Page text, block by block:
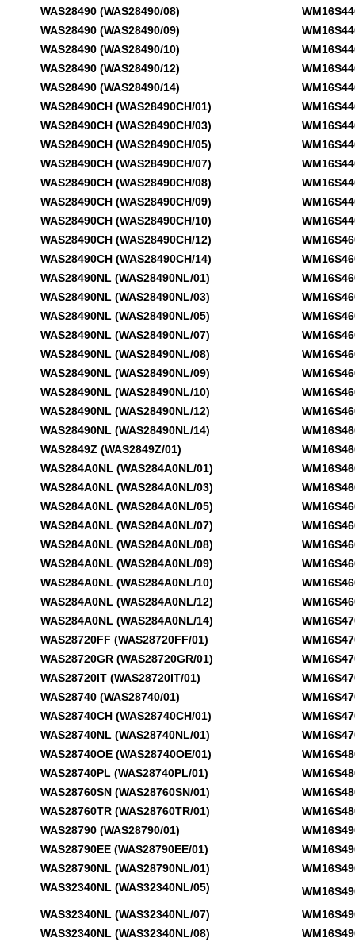
WAS28490 (WAS28490/08)
WAS28490 (WAS28490/09)
WAS28490 (WAS28490/10)
WAS28490 (WAS28490/12)
WAS28490 (WAS28490/14)
WAS28490CH (WAS28490CH/01)
WAS28490CH (WAS28490CH/03)
WAS28490CH (WAS28490CH/05)
WAS28490CH (WAS28490CH/07)
WAS28490CH (WAS28490CH/08)
WAS28490CH (WAS28490CH/09)
WAS28490CH (WAS28490CH/10)
WAS28490CH (WAS28490CH/12)
WAS28490CH (WAS28490CH/14)
WAS28490NL (WAS28490NL/01)
WAS28490NL (WAS28490NL/03)
WAS28490NL (WAS28490NL/05)
WAS28490NL (WAS28490NL/07)
WAS28490NL (WAS28490NL/08)
WAS28490NL (WAS28490NL/09)
WAS28490NL (WAS28490NL/10)
WAS28490NL (WAS28490NL/12)
WAS28490NL (WAS28490NL/14)
WAS2849Z (WAS2849Z/01)
WAS284A0NL (WAS284A0NL/01)
WAS284A0NL (WAS284A0NL/03)
WAS284A0NL (WAS284A0NL/05)
WAS284A0NL (WAS284A0NL/07)
WAS284A0NL (WAS284A0NL/08)
WAS284A0NL (WAS284A0NL/09)
WAS284A0NL (WAS284A0NL/10)
WAS284A0NL (WAS284A0NL/12)
WAS284A0NL (WAS284A0NL/14)
WAS28720FF (WAS28720FF/01)
WAS28720GR (WAS28720GR/01)
WAS28720IT (WAS28720IT/01)
WAS28740 (WAS28740/01)
WAS28740CH (WAS28740CH/01)
WAS28740NL (WAS28740NL/01)
WAS28740OE (WAS28740OE/01)
WAS28740PL (WAS28740PL/01)
WAS28760SN (WAS28760SN/01)
WAS28760TR (WAS28760TR/01)
WAS28790 (WAS28790/01)
WAS28790EE (WAS28790EE/01)
WAS28790NL (WAS28790NL/01)
WAS32340NL (WAS32340NL/05)
WAS32340NL (WAS32340NL/07)
WAS32340NL (WAS32340NL/08)